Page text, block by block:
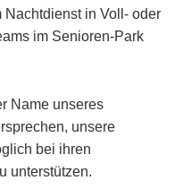
in Voll- oder
im Senioren-Park
Name unseres
unsere
bei ihren
unterstützen.